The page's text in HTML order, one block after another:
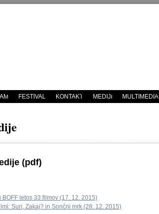
FESTIVAL KONTAKT MEDIJI MULTIMEDIA
(pdf)
BOFF letos 33 filmov (17. 12. 2015)
Suri, Zakaj? in Sončni mrk (28. 12. 2015)